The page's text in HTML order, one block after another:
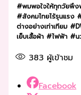
#พมพอใจให้ทุกวัยพึ
#สังคมไทยไร้รุนแรง
ต่างอย่างเท่าเทียม
เย็บเสื้อผ้า #ไฟฟ้า #
383 ผู้เข้าชม
Facebook